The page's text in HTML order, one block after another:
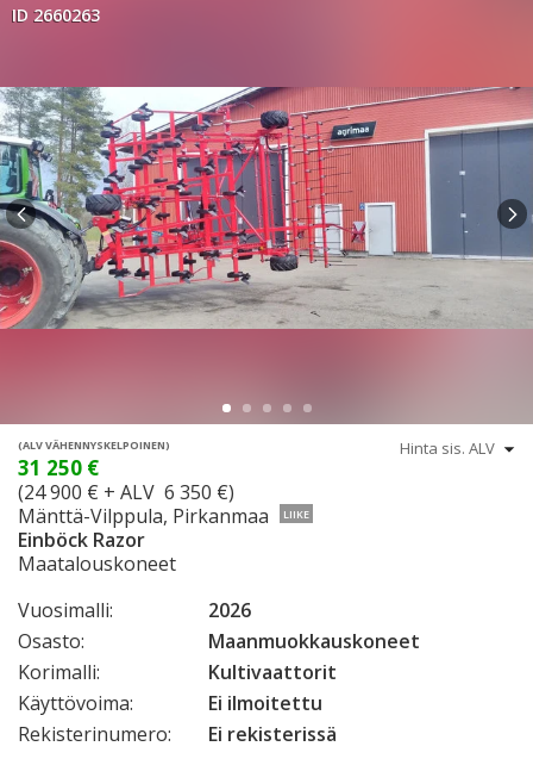
ID 2660263
(ALV VÄHENNYSKELPOINEN)
31 250 €
(24 900 € + ALV 6 350 €)
Mänttä-Vilppula, Pirkanmaa
LIIKE
Einböck Razor
Maatalouskoneet
Vuosimalli:
2026
Osasto:
Maanmuokkauskoneet
Korimalli:
Kultivaattorit
Käyttövoima:
Ei ilmoitettu
Rekisterinumero:
Ei rekisterissä